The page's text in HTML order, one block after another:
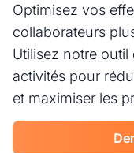
Optimisez vos
collaborateurs
Utilisez notre
activités pour
et maximiser les